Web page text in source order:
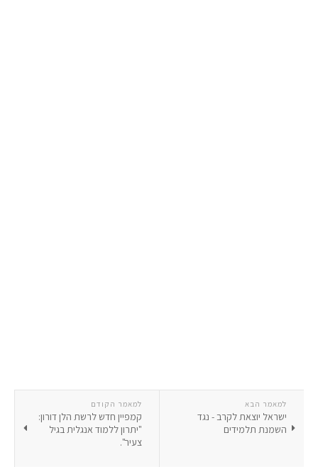
למאמר הקודם
קמפיין חדש לרשת הלן דורון:
"יתרון ללמוד אנגלית בגיל
צעיר".
למאמר הבא
ישראל יוצאת לקרב - נגד
השמנת תלמידים